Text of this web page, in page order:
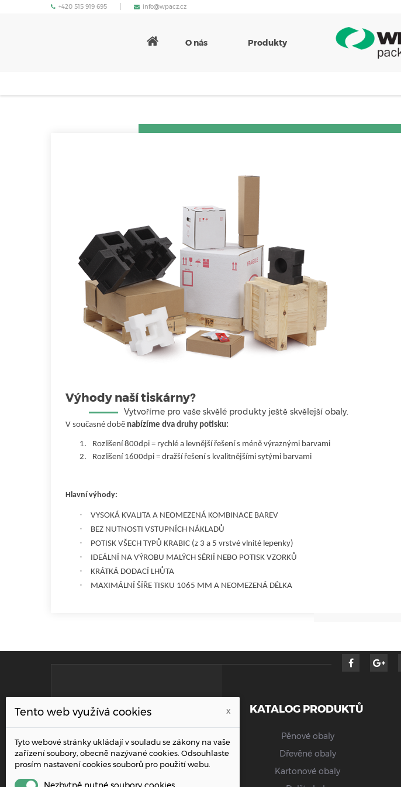
+420 515 919 695 info@wpacz.cz
O nás Produkty
Výhody naší tiskárny?
Vytvoříme pro vaše skvělé produkty ještě skvělejší obaly.
V současné době nabízíme dva druhy potisku:
1.
Rozlišení 800dpi = rychlé a levnější řešení s méně výraznými barvami
2.
Rozlišení 1600dpi = dražší řešení s kvalitnějšími sytými barvami
Hlavní výhody:
· VYSOKÁ KVALITA A NEOMEZENÁ KOMBINACE BAREV
· BEZ NUTNOSTI VSTUPNÍCH NÁKLADŮ
· POTISK VŠECH TYPŮ KRABIC (z 3 a 5 vrstvé vlnité lepenky)
· IDEÁLNÍ NA VÝROBU MALÝCH SÉRIÍ NEBO POTISK VZORKŮ
· KRÁTKÁ DODACÍ LHŮTA
· MAXIMÁLNÍ ŠÍŘE TISKU 1065 MM A NEOMEZENÁ DÉLKA
KONTAKTNÍ INFORMACE
Addresa:
Řípská 1153/20a, 627 00 Brno
+420 515 919 695
KATALOG PRODUKTŮ
Pěnové obaly
Dřevěné obaly
Kartonové obaly
Tento web využívá cookies x
Tyto webové stránky ukládají v souladu se zákony na vaše
zařízení soubory, obecně nazývané cookies. Odsouhlaste
prosím nastavení cookies souborů pro použití webu.